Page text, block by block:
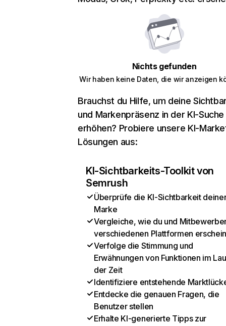
Nichts gefunden
Wir haben keine Daten, die wir anzeigen
Brauchst du Hilfe, um deine
und Markenpräsenz in der KI-Suche
erhöhen? Probiere unsere KI-
Lösungen aus:
KI-Sichtbarkeits-Toolkit von
Semrush
Überprüfe die KI-Sichtbarkeit
Marke
Vergleiche, wie du und
verschiedenen Plattformen
Verfolge die Stimmung und
Erwähnungen von Funktionen im
der Zeit
Identifiziere entstehende
Entdecke die genauen Fragen, die
Benutzer stellen
Erhalte KI-generierte Tipps zur